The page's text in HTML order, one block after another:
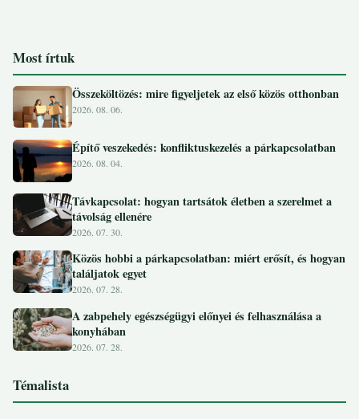
Most írtuk
Összeköltözés: mire figyeljetek az első közös otthonban
2026. 08. 06.
Építő veszekedés: konfliktuskezelés a párkapcsolatban
2026. 08. 04.
Távkapcsolat: hogyan tartsátok életben a szerelmet a
távolság ellenére
2026. 07. 30.
Közös hobbi a párkapcsolatban: miért erősít, és hogyan
találjatok egyet
2026. 07. 28.
A zabpehely egészségügyi előnyei és felhasználása a
konyhában
2026. 07. 28.
Témalista